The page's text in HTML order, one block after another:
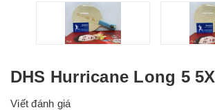
DHS Hurricane Long 5 5X
Viết đánh giá